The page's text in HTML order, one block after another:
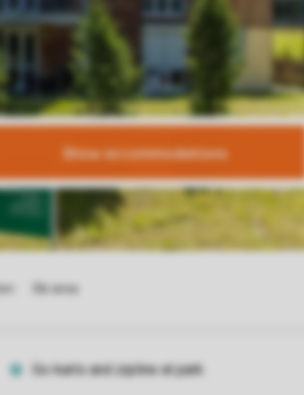
Show accommodations